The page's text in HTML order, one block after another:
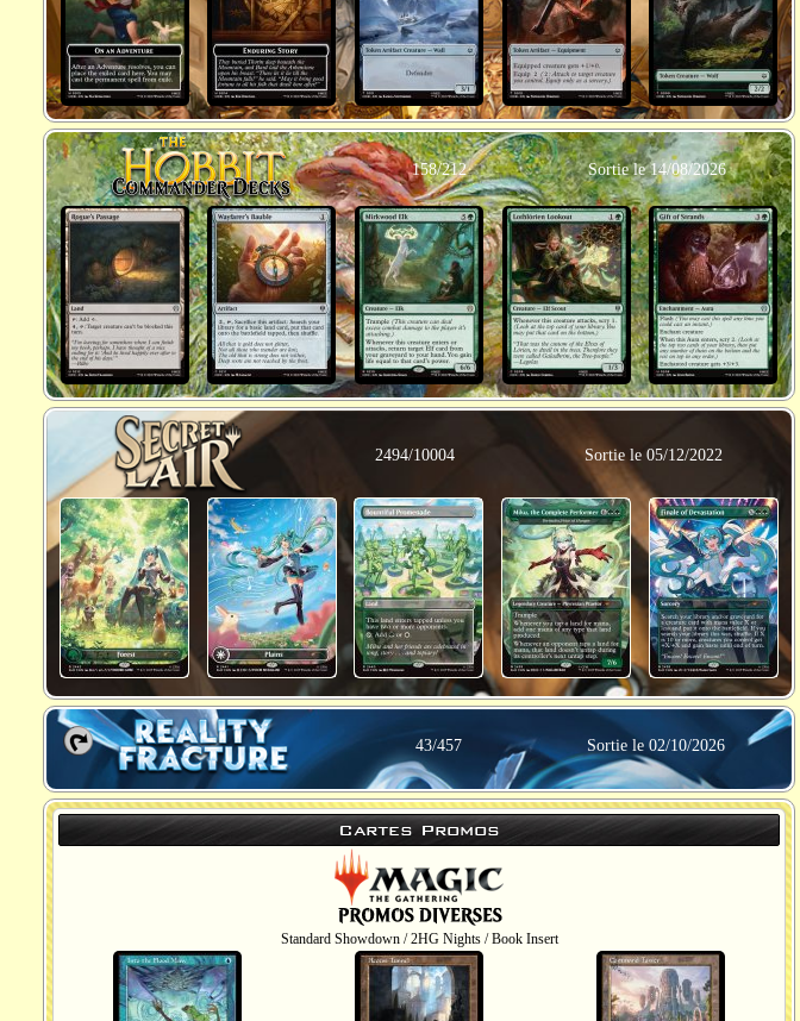
158/212 Sortie le 14/08/2026
2494/10004 Sortie le 05/12/2022
43/457 Sortie le 02/10/2026
Cartes Promos
Standard Showdown / 2HG Nights / Book Insert